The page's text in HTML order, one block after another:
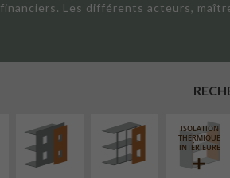
financiers. Les différents acteurs,
ISOLATION
THERMIQUE
INTÉRIEURE